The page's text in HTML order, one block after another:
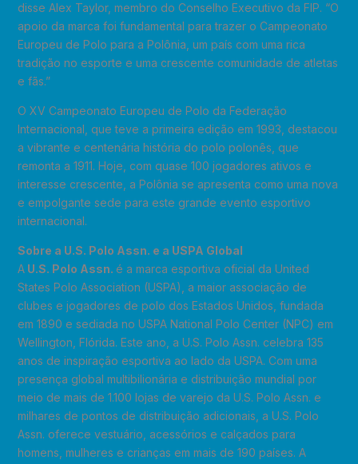
disse Alex Taylor, membro do Conselho Executivo da FIP. “O
apoio da marca foi fundamental para trazer o Campeonato
Europeu de Polo para a Polônia, um país com uma rica
tradição no esporte e uma crescente comunidade de atletas
e fãs.”
O XV Campeonato Europeu de Polo da Federação
Internacional, que teve a primeira edição em 1993, destacou
a vibrante e centenária história do polo polonês, que
remonta a 1911. Hoje, com quase 100 jogadores ativos e
interesse crescente, a Polônia se apresenta como uma nova
e empolgante sede para este grande evento esportivo
internacional.
Sobre a U.S. Polo Assn. e a USPA Global
AU.S. Polo Assn. é a marca esportiva oficial da United
States Polo Association (USPA), a maior associação de
clubes e jogadores de polo dos Estados Unidos, fundada
em 1890 e sediada no USPA National Polo Center (NPC) em
Wellington, Flórida. Este ano, a U.S. Polo Assn. celebra 135
anos de inspiração esportiva ao lado da USPA. Com uma
presença global multibilionária e distribuição mundial por
meio de mais de 1.100 lojas de varejo da U.S. Polo Assn. e
milhares de pontos de distribuição adicionais, a U.S. Polo
Assn. oferece vestuário, acessórios e calçados para
homens, mulheres e crianças em mais de 190 países. A